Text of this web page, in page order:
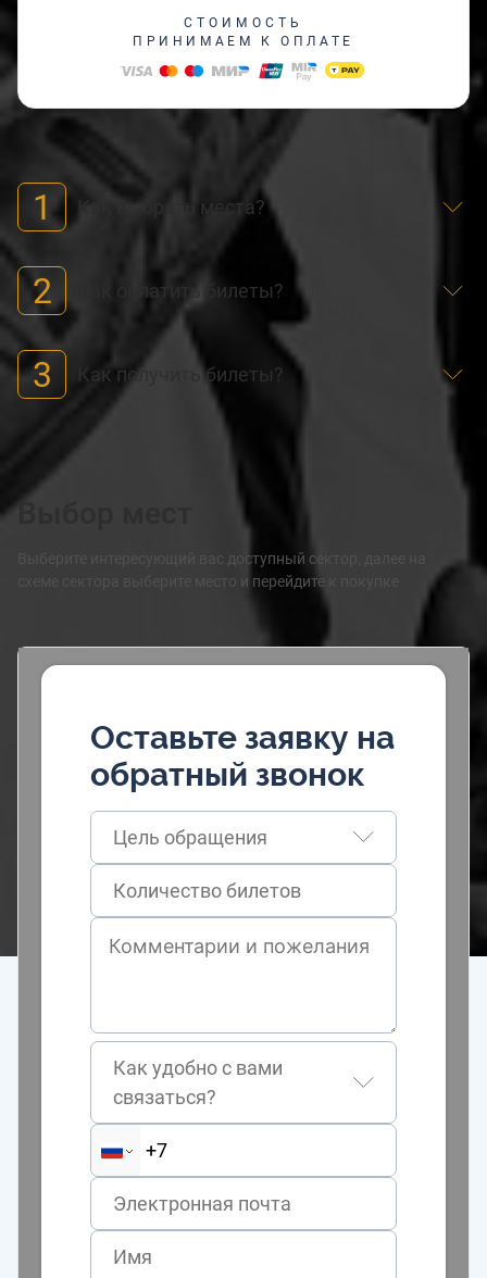
СТОИМОСТЬ
ПРИНИМАЕМ К ОПЛАТЕ
1 Как выбрать места?
2 Как оплатить билеты?
3 Как получить билеты?
Выбор мест
Выберите интересующий вас доступный сектор, далее на
схеме сектора выберите место и перейдите к покупке
Оставьте заявку на
обратный звонок
Цель обращения
Как удобно с вами
связаться?